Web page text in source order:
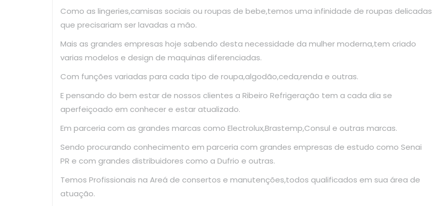
Como as lingeries,camisas sociais ou roupas de bebe,temos uma infinidade de roupas delicadas
que precisariam ser lavadas a mão.
Mais as grandes empresas hoje sabendo desta necessidade da mulher moderna,tem criado
varias modelos e design de maquinas diferenciadas.
Com funções variadas para cada tipo de roupa,algodão,ceda,renda e outras.
E pensando do bem estar de nossos clientes a Ribeiro Refrigeração tem a cada dia se
aperfeiçoado em conhecer e estar atualizado.
Em parceria com as grandes marcas como Electrolux,Brastemp,Consul e outras marcas.
Sendo procurando conhecimento em parceria com grandes empresas de estudo como Senai
PR e com grandes distribuidores como a Dufrio e outras.
Temos Profissionais na Areá de consertos e manutenções,todos qualificados em sua área de
atuação.